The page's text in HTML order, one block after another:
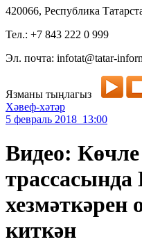
420066, Республика
Тел.: +7 843 222 0 999
Эл. почта: infotat@tatar-
Язманы тыңлагыз
Хәвеф-хәтәр
5 февраль 2018 13:00
Видео:
киткән